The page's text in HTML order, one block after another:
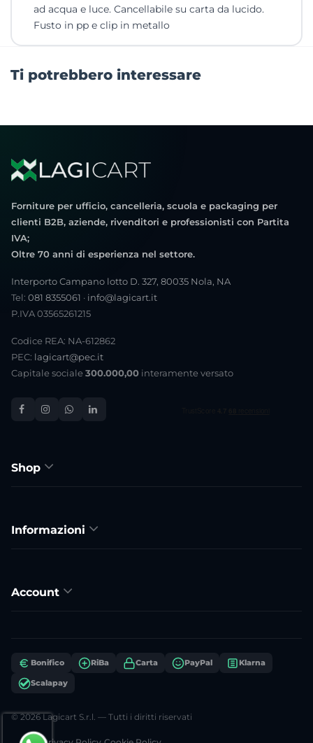
ad acqua e luce. Cancellabile su carta da lucido.
Fusto in pp e clip in metallo
Ti potrebbero interessare
Forniture per ufficio, cancelleria, scuola e packaging per
clienti B2B, aziende, rivenditori e professionisti con Partita
IVA;
Oltre 70 anni di esperienza nel settore.
Interporto Campano lotto D. 327, 80035 Nola, NA
Tel: 081 8355061 · info@lagicart.it
P.IVA 03565261215
Codice REA: NA-612862
PEC: lagicart@pec.it
Capitale sociale 300.000,00 interamente versato
Shop
Informazioni
Account
Bonifico RiBa Carta PayPal Klarna
Scalapay
© 2026 Lagicart S.r.l. — Tutti i diritti riservati